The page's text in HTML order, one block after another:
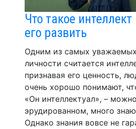
Что такое
его развить
Одним из самых
личности считается
признавая его ценность,
очень хорошо понимают,
«Он интеллектуал», –
эрудированном, много
Однако знания вовсе не